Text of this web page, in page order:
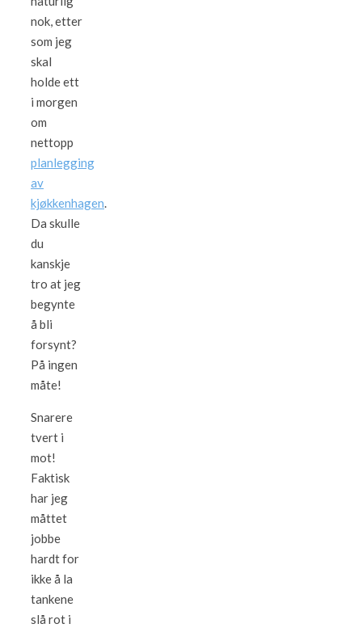
nok, etter
som jeg
skal
holde ett
i morgen
om
nettopp
planlegging
av
kjøkkenhagen.
Da skulle
du
kanskje
tro at jeg
begynte
å bli
forsynt?
På ingen
måte!
Snarere
tvert i
mot!
Faktisk
har jeg
måttet
jobbe
hardt for
ikke å la
tankene
slå rot i